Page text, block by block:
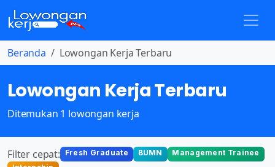
Beranda Lowongan Kerja Terbaru
Lowongan Kerja Terbaru
Ditemukan 1 lowongan kerja
Filter cepat: Fresh Graduate BUMN
Management Trainee